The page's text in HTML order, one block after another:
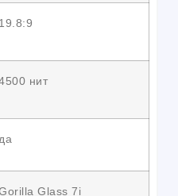
19.8:9
нит
Glass 7i